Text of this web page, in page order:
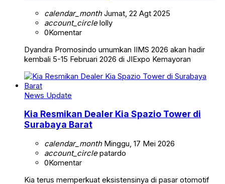
calendar_monthJumat, 22 Agt 2025
account_circlelolly
0Komentar
Dyandra Promosindo umumkan IIMS 2026 akan hadir
kembali 5-15 Februari 2026 di JIExpo Kemayoran
News Update
Kia Resmikan Dealer Kia Spazio Tower di
Surabaya Barat
calendar_monthMinggu, 17 Mei 2026
account_circlepatardo
0Komentar
Kia terus memperkuat eksistensinya di pasar otomotif